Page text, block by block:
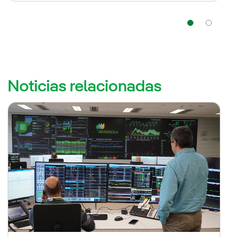
Noticias relacionadas